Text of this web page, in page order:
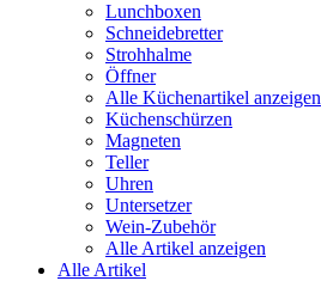
Lunchboxen
Schneidebretter
Strohhalme
Öffner
Alle Küchenartikel anzeigen
Küchenschürzen
Magneten
Teller
Uhren
Untersetzer
Wein-Zubehör
Alle Artikel anzeigen
Alle Artikel